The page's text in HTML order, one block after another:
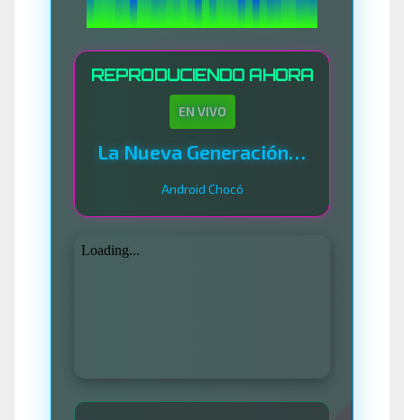
REPRODUCIENDO AHORA
EN VIVO
La Nueva Generación Del Sistema
Android Chocó